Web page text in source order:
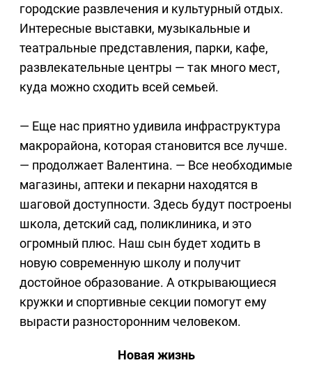
городские развлечения и культурный отдых.
Интересные выставки, музыкальные и
театральные представления, парки, кафе,
развлекательные центры — так много мест,
куда можно сходить всей семьей.
— Еще нас приятно удивила инфраструктура
макрорайона, которая становится все лучше.
— продолжает Валентина. — Все необходимые
магазины, аптеки и пекарни находятся в
шаговой доступности. Здесь будут построены
школа, детский сад, поликлиника, и это
огромный плюс. Наш сын будет ходить в
новую современную школу и получит
достойное образование. А открывающиеся
кружки и спортивные секции помогут ему
вырасти разносторонним человеком.
Новая жизнь